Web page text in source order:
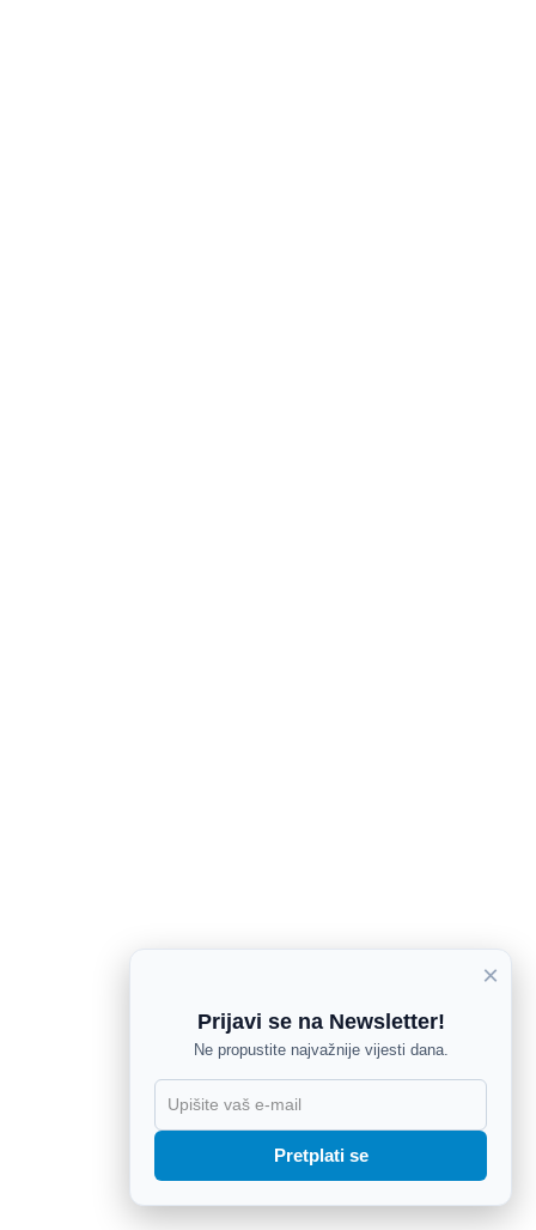
×
Prijavi se na Newsletter!
Ne propustite najvažnije vijesti dana.
Pretplati se